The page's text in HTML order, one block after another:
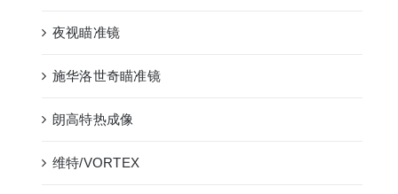
夜视瞄准镜
施华洛世奇瞄准镜
朗高特热成像
维特/VORTEX